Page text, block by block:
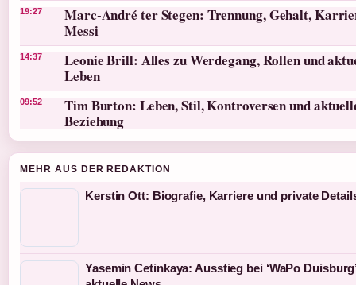
19:27
Marc-André ter Stegen: Trennung, Gehalt,
Messi
14:37
Leonie Brill: Alles zu Werdegang, Rollen und
Leben
09:52
Tim Burton: Leben, Stil, Kontroversen und
Beziehung
MEHR AUS DER REDAKTION
Kerstin Ott: Biografie, Karriere und private
Yasemin Cetinkaya: Ausstieg bei ‘WaPo